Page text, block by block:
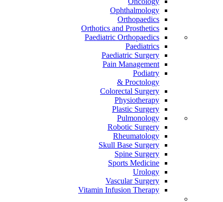
Ophthalmology
Orthopaedics
Orthotics and Prosthetics
Paediatric Orthopaedics
Paediatrics
Paediatric Surgery
Pain Management
Podiatry
Proctology &
Colorectal Surgery
Physiotherapy
Plastic Surgery
Pulmonology
Robotic Surgery
Rheumatology
Skull Base Surgery
Spine Surgery
Sports Medicine
Urology
Vascular Surgery
Vitamin Infusion Therapy